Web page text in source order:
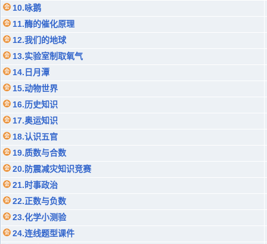
10.咏鹅
11.酶的催化原理
12.我们的地球
13.实验室制取氧气
14.日月潭
15.动物世界
16.历史知识
17.奥运知识
18.认识五官
19.质数与合数
20.防震减灾知识竞赛
21.时事政治
22.正数与负数
23.化学小测验
24.连线题型课件